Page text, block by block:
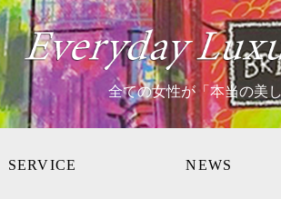
全ての女性が「本当の美
SERVICE NEWS